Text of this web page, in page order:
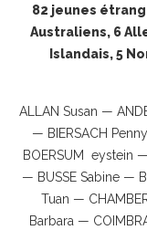
82 jeunes
Australiens, 6
Islandais, 5
ALLAN Susan —
— BIERSACH
BOERSUM eystein
— BUSSE Sabine —
Tuan —
Barbara —